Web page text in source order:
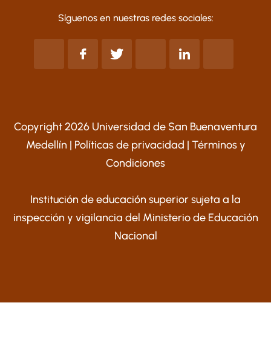
Síguenos en nuestras redes sociales:
Copyright 2026 Universidad de San Buenaventura
Medellín | Políticas de privacidad | Términos y
Condiciones
Institución de educación superior sujeta a la
inspección y vigilancia del Ministerio de Educación
Nacional